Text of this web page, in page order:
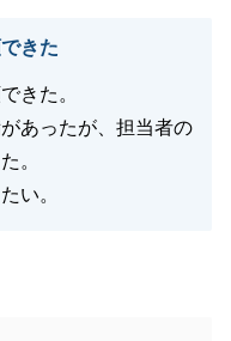
きた
きた。
あったが、担当者の
。
い。